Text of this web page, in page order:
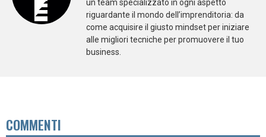
un team specializzato in ogni aspetto
riguardante il mondo dell’imprenditoria: da
come acquisire il giusto mindset per iniziare
alle migliori tecniche per promuovere il tuo
business.
COMMENTI